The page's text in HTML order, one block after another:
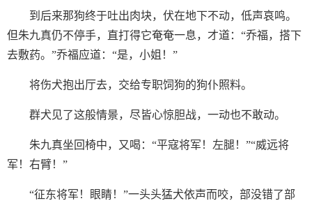
到后来那狗终于吐出肉块，伏在地下不动，低声哀鸣。
但朱九真仍不停手，直打得它奄奄一息，才道：“乔福，搭下
去敷药。”乔福应道：“是，小姐！”
将伤犬抱出厅去，交给专职饲狗的狗仆照料。
群犬见了这般情景，尽皆心惊胆战，一动也不敢动。
朱九真坐回椅中，又喝：“平寇将军！左腿！”“威远将
军！右臂！”
“征东将军！眼睛！”一头头猛犬依声而咬，部没错了部